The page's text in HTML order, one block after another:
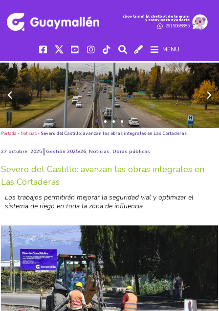
iSoy Gina! El chatbot de la muni
y estoy para ayudarte
2615068885
MENU
Portada » Noticias» Severo del Castillo: avanzan las obras integrales en Las Cortaderas
27 octubre, 2025 Gestión 2025/26, Noticias, Obras públicas
Severo del Castillo: avanzan las obras integrales en
Las Cortaderas
Los trabajos permitirán mejorar la seguridad vial y optimizar el
sistema de riego en toda la zona de influencia